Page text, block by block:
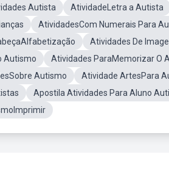
Autista AtividadeLetra a Autista
AtividadesCom Numerais Para
Atividades De
Autismo
Atividades ParaMemorizar O
Autismo
Atividade ArtesPara
Apostila Atividades Para Aluno